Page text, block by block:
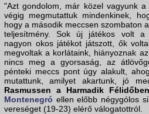
"Azt gondolom, már közel vagyunk
végig megmutattuk mindenkinek,
hogy a második meccsen szombaton
teljesítmény. Sok új játékos volt a
nagyon okos játékot játszott, ők
megvoltak a korlátaink, hiányoznak
nincs meg a gyorsaság, az
pénteki meccs pont úgy alakult,
mutattunk, amilyet akartunk, jó
Rasmussen a Harmadik Félidőben
Montenegró ellen előbb négygólos
vereséget (19-23) elérő válogatottról.